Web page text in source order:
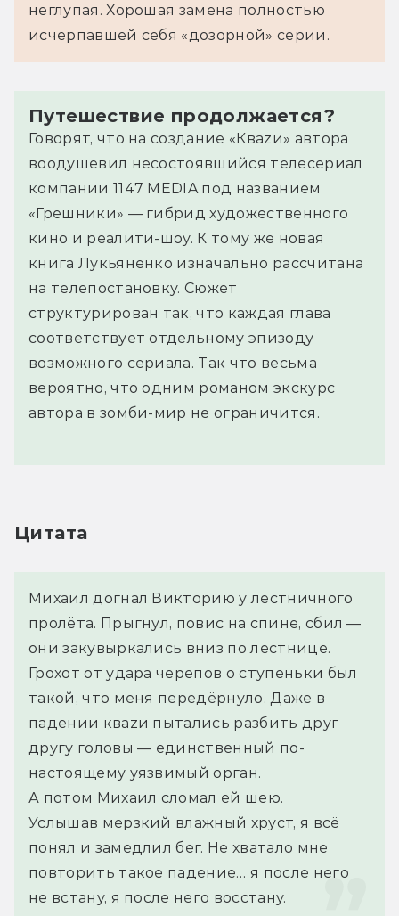
неглупая. Хорошая замена полностью
исчерпавшей себя «дозорной» серии.
Путешествие продолжается?
Говорят, что на создание «Кваzи» автора
воодушевил несостоявшийся телесериал
компании 1147 MEDIA под названием
«Грешники» — гибрид художественного
кино и реалити-шоу. К тому же новая
книга Лукьяненко изначально рассчитана
на телепостановку. Сюжет
структурирован так, что каждая глава
соответствует отдельному эпизоду
возможного сериала. Так что весьма
вероятно, что одним романом экскурс
автора в зомби-мир не ограничится.
Цитата
Михаил догнал Викторию у лестничного
пролёта. Прыгнул, повис на спине, сбил —
они закувыркались вниз по лестнице.
Грохот от удара черепов о ступеньки был
такой, что меня передёрнуло. Даже в
падении кваzи пытались разбить друг
другу головы — единственный по-
настоящему уязвимый орган.
А потом Михаил сломал ей шею.
Услышав мерзкий влажный хруст, я всё
понял и замедлил бег. Не хватало мне
повторить такое падение… я после него
не встану, я после него восстану.